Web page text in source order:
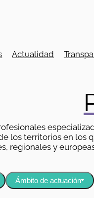
Actualidad
los territorios en los
regionales y
Ámbito de actuación